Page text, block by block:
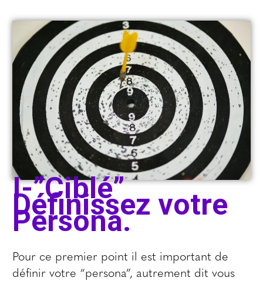
I-”Ciblé”
Définissez votre
Persona.
Pour ce premier point il est important de
définir votre “persona”, autrement dit vous